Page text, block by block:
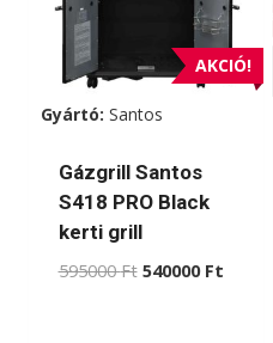
AKCIÓ!
Gyártó: Santos
Gázgrill Santos
S418 PRO Black
kerti grill
595000Ft Original
540000 FtCurrent